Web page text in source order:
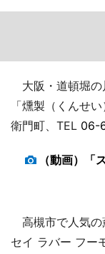
大阪・道頓堀の
「燻製（くんせ
衛門町、TEL 06-
（動画）「
高槻市で人気
セイ ラバー フー